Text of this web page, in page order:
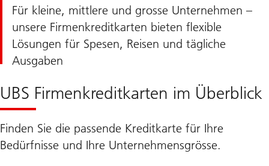
Für kleine, mittlere und grosse Unternehmen –
unsere Firmenkreditkarten bieten flexible
Lösungen für Spesen, Reisen und tägliche
Ausgaben
UBS Firmenkreditkarten im Überblick
Finden Sie die passende Kreditkarte für Ihre
Bedürfnisse und Ihre Unternehmensgrösse.